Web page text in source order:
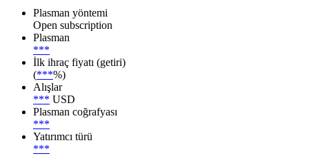
Plasman yöntemi
Open subscription
Plasman
***
İlk ihraç fiyatı (getiri)
(***%)
Alışlar
*** USD
Plasman coğrafyası
***
Yatırımcı türü
***